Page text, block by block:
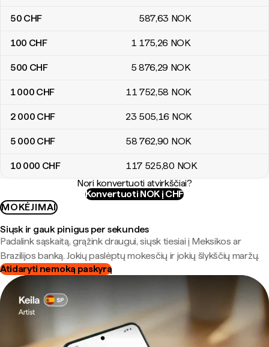
50 CHF 587,63 NOK
100 CHF 1 175,26 NOK
500 CHF 5 876,29 NOK
1 000 CHF 11 752,58 NOK
2 000 CHF 23 505,16 NOK
5 000 CHF 58 762,90 NOK
10 000 CHF 117 525,80 NOK
Nori konvertuoti atvirkščiai?
Konvertuoti NOK į CHF
MOKĖJIMAI
Siųsk ir gauk pinigus per sekundes
Padalink sąskaitą, grąžink draugui, siųsk tiesiai į Meksikos ar
Brazilijos banką. Jokių paslėptų mokesčių ir jokių šlykščių maržų.
Atidaryti nemoką paskyrą